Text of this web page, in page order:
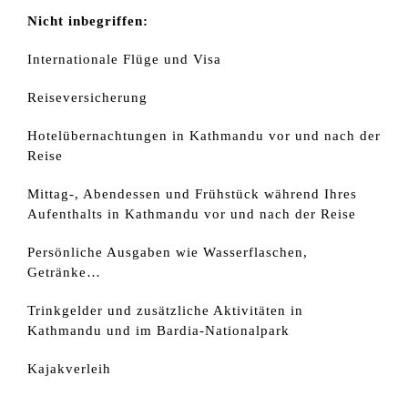
Nicht inbegriffen:
Internationale Flüge und Visa
Reiseversicherung
Hotelübernachtungen in Kathmandu vor und nach der
Reise
Mittag-, Abendessen und Frühstück während Ihres
Aufenthalts in Kathmandu vor und nach der Reise
Persönliche Ausgaben wie Wasserflaschen,
Getränke…
Trinkgelder und zusätzliche Aktivitäten in
Kathmandu und im Bardia-Nationalpark
Kajakverleih